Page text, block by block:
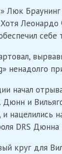
Люк
Леонардо
себе
ненадолго
начал
Дюнн и
и нацелились
DRS
круг для